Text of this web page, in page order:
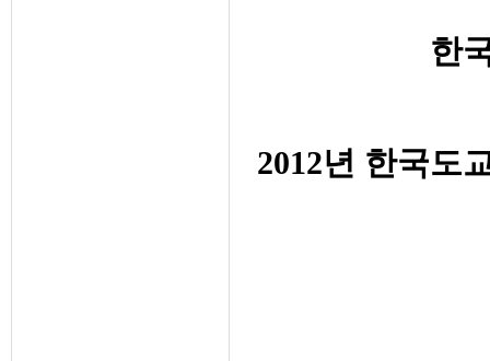
한
2012년 한국도